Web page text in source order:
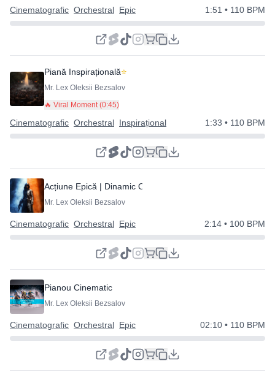
Cinematografic Orchestral Epic 1:51 • 110 BPM
Piană Inspirațională⭐
Mr. Lex Oleksii Bezsalov
🔥 Viral Moment (0:45)
Cinematografic Orchestral Inspirațional 1:33 • 110 BPM
Acțiune Epică | Dinamic Orchestral
Mr. Lex Oleksii Bezsalov
Cinematografic Orchestral Epic 2:14 • 100 BPM
Pianou Cinematic
Mr. Lex Oleksii Bezsalov
Cinematografic Orchestral Epic 02:10 • 110 BPM